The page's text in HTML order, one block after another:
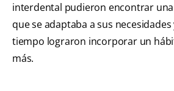
interdental pudieron encontrar
que se adaptaba a sus necesidades
tiempo lograron incorporar un
más.